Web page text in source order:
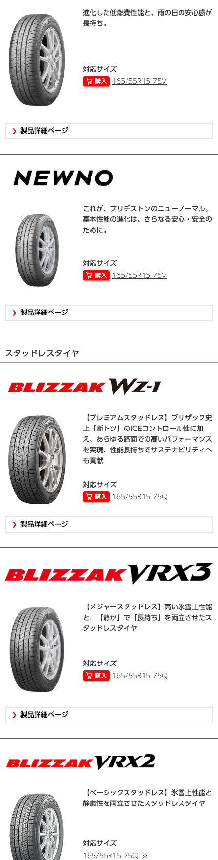
進化した低燃費性能と、雨の日の安心感が
長持ち。
対応サイズ
165/55R15 75V
製品詳細ページ
これが、ブリヂストンのニューノーマル。
基本性能の進化は、さらなる安心・安全の
ために。
対応サイズ
165/55R15 75V
製品詳細ページ
スタッドレスタイヤ
【プレミアムスタッドレス】ブリザック史
上「断トツ」のICEコントロール性に加
え、あらゆる路面での高いパフォーマンス
を実現、性能長持ちでサステナビリティへ
も貢献
対応サイズ
165/55R15 75Q
製品詳細ページ
【メジャースタッドレス】高い氷雪上性能
と、「静か」で「長持ち」を両立させたス
タッドレスタイヤ
対応サイズ
165/55R15 75Q
製品詳細ページ
【ベーシックスタッドレス】氷雪上性能と
静粛性を両立させたスタッドレスタイヤ
対応サイズ
165/55R15 75Q
※